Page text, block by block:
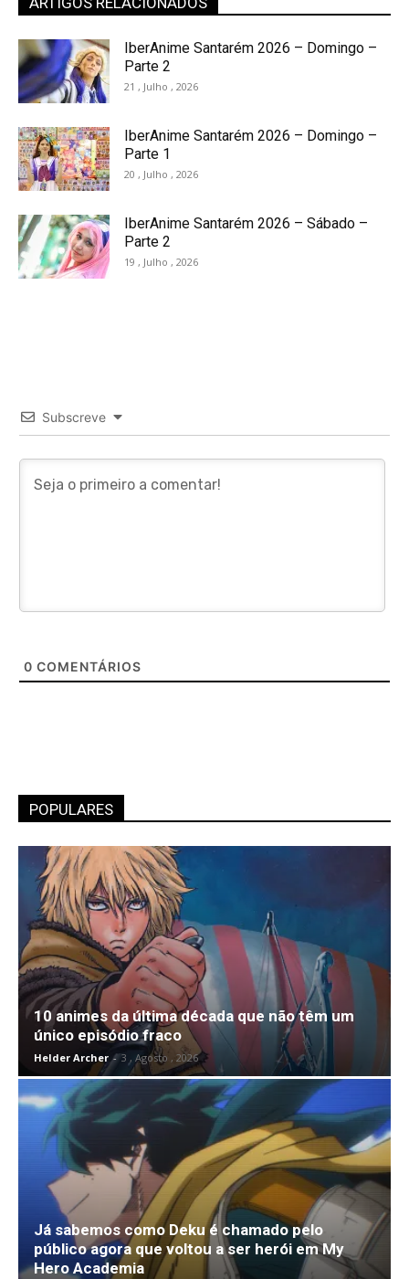
IberAnime Santarém 2026 – Domingo –
Parte 2
21 , Julho , 2026
IberAnime Santarém 2026 – Domingo –
Parte 1
20 , Julho , 2026
IberAnime Santarém 2026 – Sábado –
Parte 2
19 , Julho , 2026
Subscreve
0 COMENTÁRIOS
POPULARES
10 animes da última década que não têm um
único episódio fraco
Helder Archer - 3 , Agosto , 2026
Já sabemos como Deku é chamado pelo
público agora que voltou a ser herói em My
Hero Academia